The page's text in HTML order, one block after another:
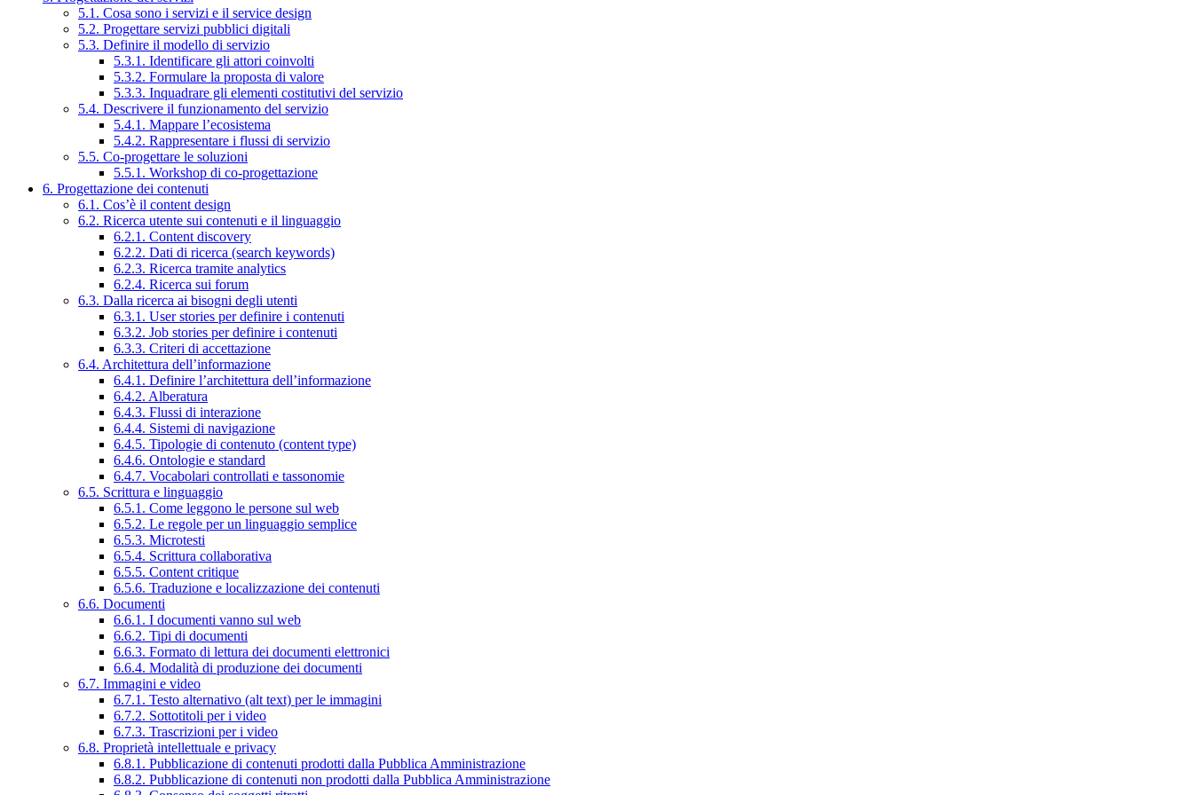
5.1. Cosa sono i servizi e il service design
5.2. Progettare servizi pubblici digitali
5.3. Definire il modello di servizio
5.3.1. Identificare gli attori coinvolti
5.3.2. Formulare la proposta di valore
5.3.3. Inquadrare gli elementi costitutivi del servizio
5.4. Descrivere il funzionamento del servizio
5.4.1. Mappare l’ecosistema
5.4.2. Rappresentare i flussi di servizio
5.5. Co-progettare le soluzioni
5.5.1. Workshop di co-progettazione
6. Progettazione dei contenuti
6.1. Cos’è il content design
6.2. Ricerca utente sui contenuti e il linguaggio
6.2.1. Content discovery
6.2.2. Dati di ricerca (search keywords)
6.2.3. Ricerca tramite analytics
6.2.4. Ricerca sui forum
6.3. Dalla ricerca ai bisogni degli utenti
6.3.1. User stories per definire i contenuti
6.3.2. Job stories per definire i contenuti
6.3.3. Criteri di accettazione
6.4. Architettura dell’informazione
6.4.1. Definire l’architettura dell’informazione
6.4.2. Alberatura
6.4.3. Flussi di interazione
6.4.4. Sistemi di navigazione
6.4.5. Tipologie di contenuto (content type)
6.4.6. Ontologie e standard
6.4.7. Vocabolari controllati e tassonomie
6.5. Scrittura e linguaggio
6.5.1. Come leggono le persone sul web
6.5.2. Le regole per un linguaggio semplice
6.5.3. Microtesti
6.5.4. Scrittura collaborativa
6.5.5. Content critique
6.5.6. Traduzione e localizzazione dei contenuti
6.6. Documenti
6.6.1. I documenti vanno sul web
6.6.2. Tipi di documenti
6.6.3. Formato di lettura dei documenti elettronici
6.6.4. Modalità di produzione dei documenti
6.7. Immagini e video
6.7.1. Testo alternativo (alt text) per le immagini
6.7.2. Sottotitoli per i video
6.7.3. Trascrizioni per i video
6.8. Proprietà intellettuale e privacy
6.8.1. Pubblicazione di contenuti prodotti dalla Pubblica Amministrazione
6.8.2. Pubblicazione di contenuti non prodotti dalla Pubblica Amministrazione